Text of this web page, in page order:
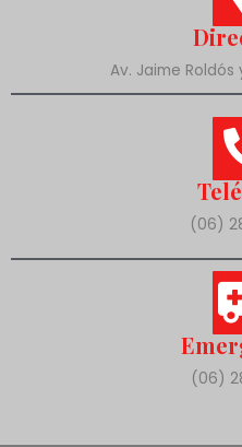
Av. Jaime Roldós
(06)
(06)